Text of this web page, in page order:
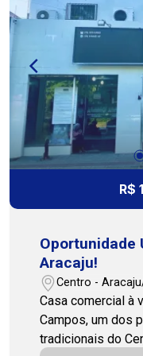
imóvel com a
os ambientes
acolhedores,
Este é o lugar
grande e precisa
seus sonhos. É a
endereço
vai impulsionar seus
chance de
próxima grande conquista!
Imobiliaria PJ
R$
Oportunidade
Aracaju!
Centro -
Casa comercial à
Campos, um dos
tradicionais do